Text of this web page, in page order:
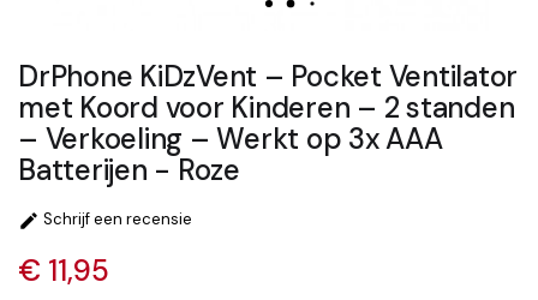
DrPhone KiDzVent – Pocket Ventilator
met Koord voor Kinderen – 2 standen
– Verkoeling – Werkt op 3x AAA
Batterijen - Roze
 Schrijf een recensie
€ 11,95